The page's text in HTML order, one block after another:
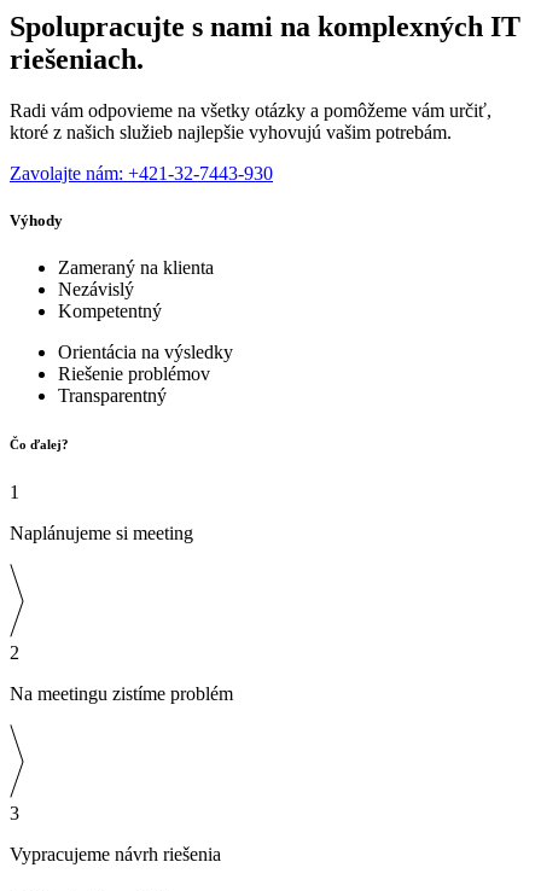
Spolupracujte s nami na komplexných IT
riešeniach.
Radi vám odpovieme na všetky otázky a pomôžeme vám určiť,
ktoré z našich služieb najlepšie vyhovujú vašim potrebám.
Zavolajte nám: +421-32-7443-930
Výhody
Zameraný na klienta
Nezávislý
Kompetentný
Orientácia na výsledky
Riešenie problémov
Transparentný
Čo ďalej?
1
Naplánujeme si meeting
2
Na meetingu zistíme problém
3
Vypracujeme návrh riešenia